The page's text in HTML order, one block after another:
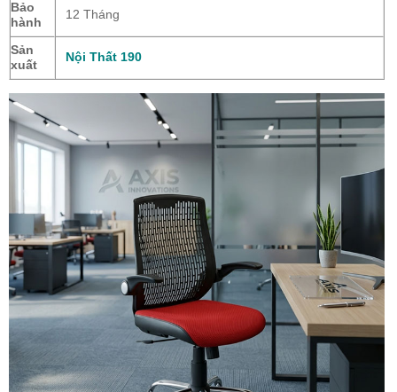
Bảo
hành
12 Tháng
Sản
xuất
Nội Thất 190